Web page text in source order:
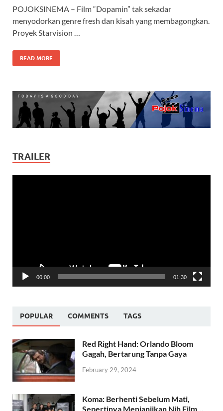
POJOKSINEMA – Film “Dopamin” tak sekadar
menyodorkan genre fresh dan kisah yang membagongkan.
Proyek Starvision …
READ MORE
TRAILER
00:00 01:30
POPULAR COMMENTS TAGS
Red Right Hand: Orlando Bloom
Gagah, Bertarung Tanpa Gaya
February 29, 2024
Koma: Berhenti Sebelum Mati,
Sepertinya Menjanjikan Nih Film…